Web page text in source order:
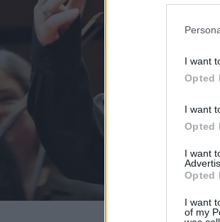
I want
Opted
I want
Opted
I want
Opted
I want
of my